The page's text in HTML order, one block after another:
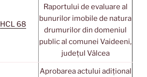
HCL 68
Raportului de evaluare al
bunurilor imobile de natura
drumurilor din domeniul
public al comunei Vaideeni,
județul Vâlcea
Aprobarea actului adițional